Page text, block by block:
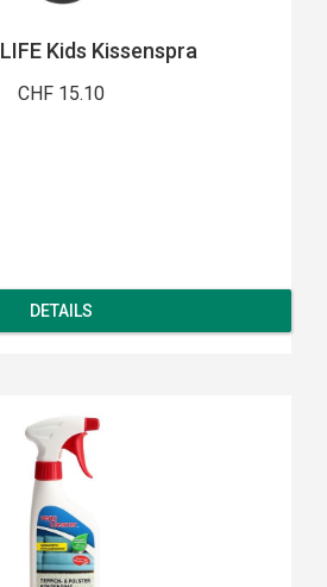
Kids Kissenspra
CHF 15.10
DETAILS